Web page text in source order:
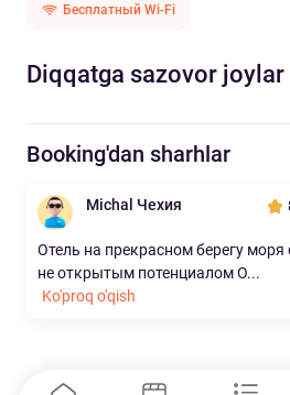
Бесплатный Wi-Fi
Diqqatga sazovor joylar
Booking'dan sharhlar
Michal Чехия
Отель на прекрасном берегу моря
не открытым потенциалом О...
Ko'proq o'qish